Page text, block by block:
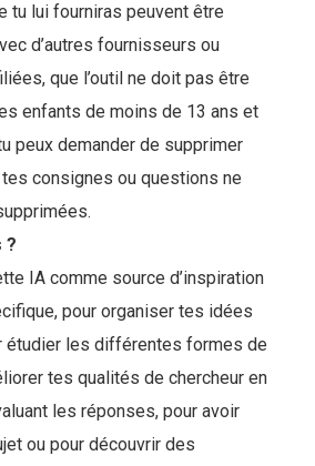
tu lui fourniras peuvent être
d’autres fournisseurs ou
que l’outil ne doit pas être
enfants de moins de 13 ans et
peux demander de supprimer
consignes ou questions ne
?
IA comme source d’inspiration
pour organiser tes idées
étudier les différentes formes de
tes qualités de chercheur en
les réponses, pour avoir
ou pour découvrir des